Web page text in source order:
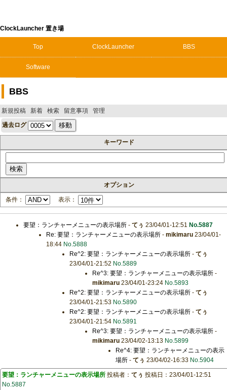
ClockLauncher 置き場
Top ClockLauncher BBS
Software
BBS
新規投稿 新着 検索 留意事項 管理
過去ログ
キーワード
オプション
条件： 表示：
要望：ランチャーメニューの表示場所- てぅ 23/04/01-12:51 No.5887
Re: 要望：ランチャーメニューの表示場所 -mikimaru 23/04/01-
18:44 No.5888
Re^2: 要望：ランチャーメニューの表示場所- てぅ
23/04/01-21:52 No.5889
Re^3: 要望：ランチャーメニューの表示場所 -
mikimaru 23/04/01-23:24 No.5893
Re^2: 要望：ランチャーメニューの表示場所- てぅ
23/04/01-21:53 No.5890
Re^2: 要望：ランチャーメニューの表示場所- てぅ
23/04/01-21:54 No.5891
Re^3: 要望：ランチャーメニューの表示場所 -
mikimaru 23/04/02-13:13 No.5899
Re^4: 要望：ランチャーメニューの表示
場所- てぅ 23/04/02-16:33 No.5904
要望：ランチャーメニューの表示場所 投稿者： てぅ 投稿日：23/04/01-12:51
No.5887